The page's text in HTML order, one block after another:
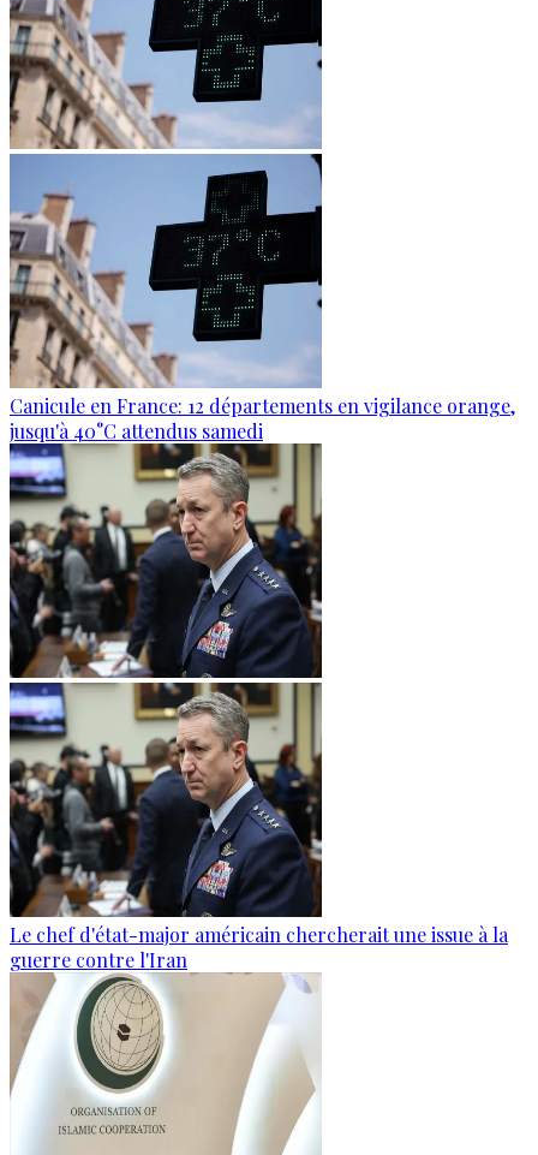
Canicule en France: 12 départements en vigilance orange,
jusqu'à 40°C attendus samedi
Le chef d'état-major américain chercherait une issue à la
guerre contre l'Iran